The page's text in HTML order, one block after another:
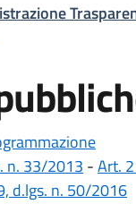
n. 33/2013 (apre
-Art.
scheda).
d.lgs. n. 50/2016